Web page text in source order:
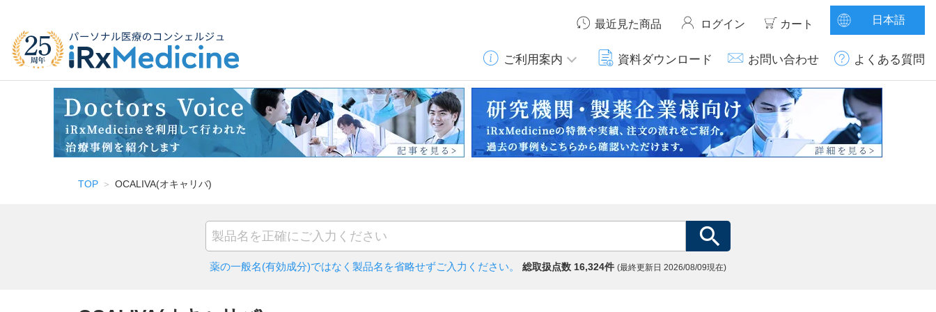
最近見た商品 ログイン カート 日本語
ご利用案内 資料ダウンロード お問い合わせ よくある質問
TOP OCALIVA(オキャリバ)
薬の一般名(有効成分)ではなく 製品名を省略せずご入力ください。 総取扱点数 16,324件 (最終更新日 2026/08/09現在)